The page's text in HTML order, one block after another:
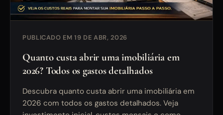
PUBLICADO EM 19 DE ABR, 2026
Quanto custa abrir uma imobiliária em
2026? Todos os gastos detalhados
Descubra quanto custa abrir uma imobiliária em
2026 com todos os gastos detalhados. Veja